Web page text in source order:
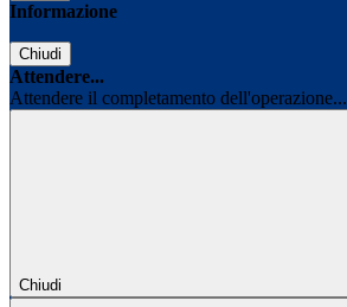
Informazione
Chiudi
Attendere...
Attendere il completamento dell'operazione...
Chiudi